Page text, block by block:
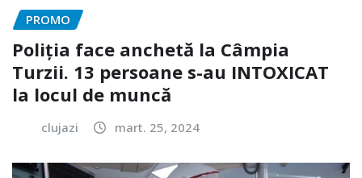
PROMO
Poliția face anchetă la Câmpia
Turzii. 13 persoane s-au INTOXICAT
la locul de muncă
clujazi mart. 25, 2024